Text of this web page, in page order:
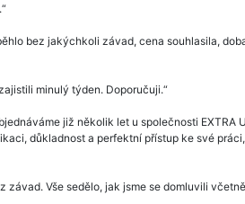
bez jakýchkoli závad, cena souhlasila,
minulý týden. Doporučuji.
již několik let u společnosti
důkladnost a perfektní přístup ke své
závad. Vše sedělo, jak jsme se domluvili